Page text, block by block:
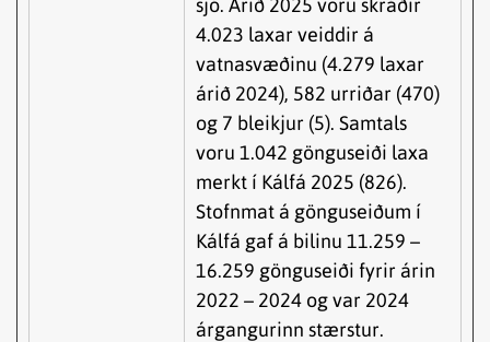
4.023 laxar veiddir á
vatnasvæðinu (4.279 laxar
árið 2024), 582 urriðar (470)
og 7 bleikjur (5). Samtals
voru 1.042 gönguseiði laxa
merkt í Kálfá 2025 (826).
Stofnmat á gönguseiðum í
Kálfá gaf á bilinu 11.259 –
16.259 gönguseiði fyrir árin
2022 – 2024 og var 2024
árgangurinn stærstur.